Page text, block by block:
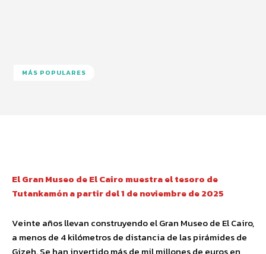
MÁS POPULARES
El Gran Museo de El Cairo muestra el tesoro de
Tutankamón a partir del 1 de noviembre de 2025
Veinte años llevan construyendo el Gran Museo de El Cairo,
a menos de 4 kilómetros de distancia de las pirámides de